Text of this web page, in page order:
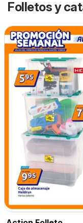
Folletos y